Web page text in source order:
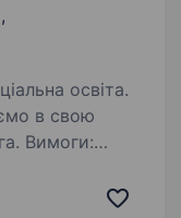
освіта.
в свою
Вимоги: